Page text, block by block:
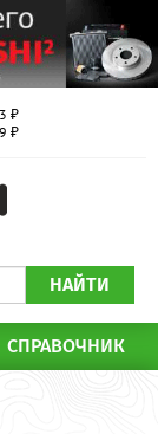
₽
₽
НАЙТИ
СПРАВОЧНИК